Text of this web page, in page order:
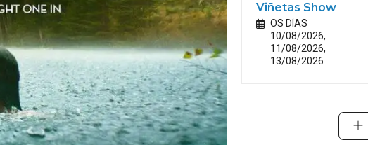
Viñetas Show
OS DÍAS
10/08/2026,
11/08/2026,
13/08/2026